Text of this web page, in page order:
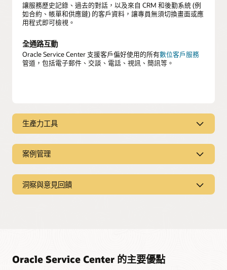
讓服務歷史記錄、過去的對話，以及來自 CRM 和後勤系統 (例
如合約、帳單和供應鏈) 的客戶資料，讓專員無須切換畫面或應
用程式即可檢視。
全通路互動
Oracle Service Center 支援客戶偏好使用的所有數位客戶服務
管道，包括電子郵件、交談、電話、視訊、簡訊等。
生產力工具
設定如何將客戶查詢遞送給服務團隊，然後使用
、決
策自動化及協同合作工具強化專員，以提升效率並減少錯誤。
簡化工作流程並將任務自動化
根據您的業務規則和需求，將內送客戶服務查詢或員工諮詢中
短客戶等待時間。Oracle Service Center 與 Slack 和 Microsoft
Teams 整合，無需離開代理程式工作區即可進行跨團隊對話。
案例管理
讓案例經理能夠管理多個利害關係人的複雜和敏感服務問題。
無論客戶、員工和公民的參與方式或互動對象為何，都能與他
式介面則讓他們以簡單語言表達需求。
洞察與意見回饋
分析您的專員互動並即時追蹤其活動，以提升客戶服務團隊的
效率和整體影響。設計自己的角色型儀表板和報表，或從超過
Oracle Service Center 的主要優點